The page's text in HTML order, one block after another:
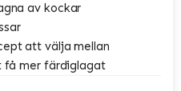
av kockar
att välja mellan
få mer färdiglagat